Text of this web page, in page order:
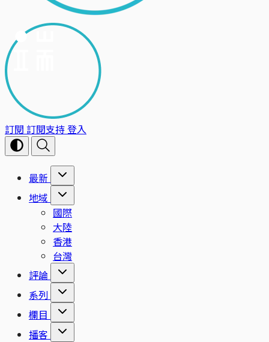
訂閱 訂閱支持登入
最新
地域
國際
大陸
香港
台灣
評論
系列
欄目
播客